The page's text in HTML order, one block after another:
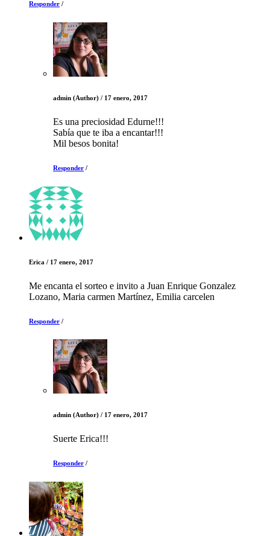
Responder /
admin (Author) / 17 enero, 2017
Es una preciosidad Edurne!!!
Sabía que te iba a encantar!!!
Mil besos bonita!
Responder /
Erica / 17 enero, 2017
Me encanta el sorteo e invito a Juan Enrique Gonzalez
Lozano, Maria carmen Martínez, Emilia carcelen
Responder /
admin (Author) / 17 enero, 2017
Suerte Erica!!!
Responder /